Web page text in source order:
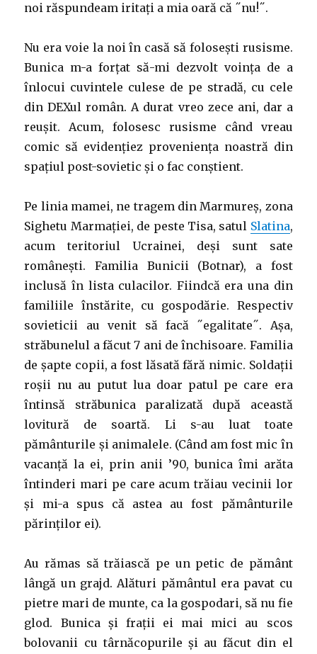
noi răspundeam iritați a mia oară că ˝nu!˝.
Nu era voie la noi în casă să folosești rusisme.
Bunica m-a forțat să-mi dezvolt voința de a
înlocui cuvintele culese de pe stradă, cu cele
din DEXul român. A durat vreo zece ani, dar a
reușit. Acum, folosesc rusisme când vreau
comic să evidențiez proveniența noastră din
spațiul post-sovietic și o fac conștient.
Pe linia mamei, ne tragem din Marmureș, zona
Sighetu Marmației, de peste Tisa, satul Slatina,
acum teritoriul Ucrainei, deși sunt sate
românești. Familia Bunicii (Botnar), a fost
inclusă în lista culacilor. Fiindcă era una din
familiile înstărite, cu gospodărie. Respectiv
sovieticii au venit să facă ˝egalitate˝. Așa,
străbunelul a făcut 7 ani de închisoare. Familia
de șapte copii, a fost lăsată fără nimic. Soldații
roșii nu au putut lua doar patul pe care era
întinsă străbunica paralizată după această
lovitură de soartă. Li s-au luat toate
pământurile și animalele. (Când am fost mic în
vacanță la ei, prin anii ’90, bunica îmi arăta
întinderi mari pe care acum trăiau vecinii lor
și mi-a spus că astea au fost pământurile
părinților ei).
Au rămas să trăiască pe un petic de pământ
lângă un grajd. Alături pământul era pavat cu
pietre mari de munte, ca la gospodari, să nu fie
glod. Bunica și frații ei mai mici au scos
bolovanii cu târnăcopurile și au făcut din el